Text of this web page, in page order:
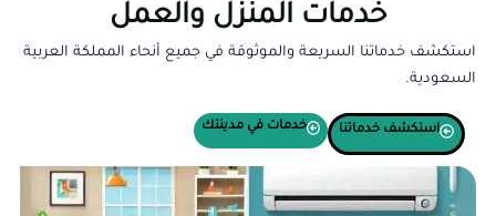
خدمات المنزل والعمل
استكشف خدماتنا السريعة والموثوقة في جميع أنحاء المملكة العربية
السعودية.
استكشف خدماتنا خدمات في مدينتك